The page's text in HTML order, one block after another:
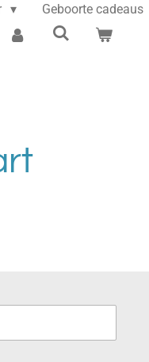
Geboorte cadeaus